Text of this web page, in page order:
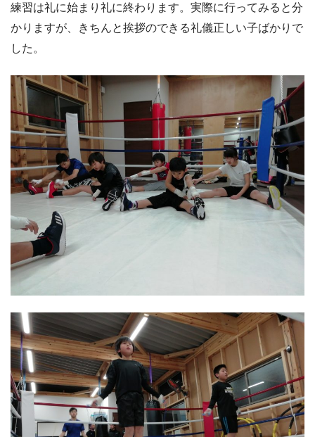
練習は礼に始まり礼に終わります。実際に行ってみると分
かりますが、きちんと挨拶のできる礼儀正しい子ばかりで
した。